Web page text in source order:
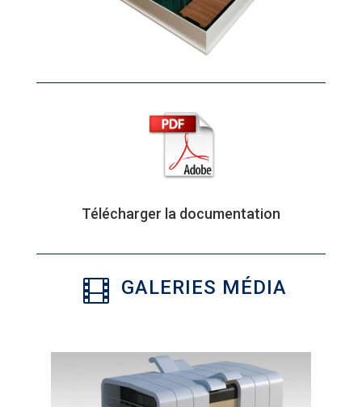
Télécharger la documentation
 GALERIES MÉDIA